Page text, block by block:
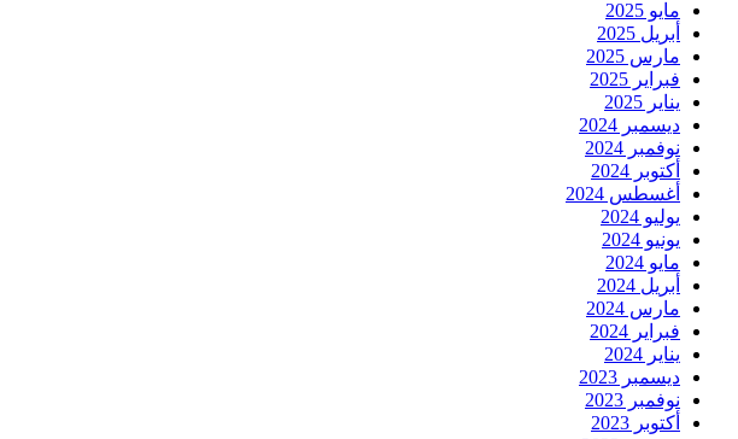
مايو 2025
أبريل 2025
مارس 2025
فبراير 2025
يناير 2025
ديسمبر 2024
نوفمبر 2024
أكتوبر 2024
أغسطس 2024
يوليو 2024
يونيو 2024
مايو 2024
أبريل 2024
مارس 2024
فبراير 2024
يناير 2024
ديسمبر 2023
نوفمبر 2023
أكتوبر 2023